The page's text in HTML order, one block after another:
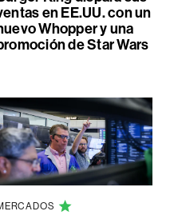
en EE.UU. con un
Whopper y una
de Star Wars